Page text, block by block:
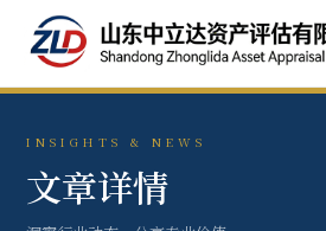
INSIGHTS & NEWS
文章详情